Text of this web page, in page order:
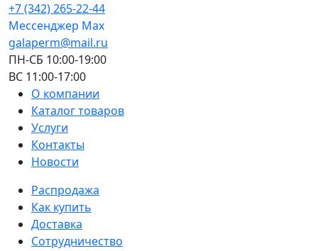
+7 (342) 265-22-44
Мессенджер Мах
galaperm@mail.ru
ПН-СБ 10:00-19:00
ВС 11:00-17:00
О компании
Каталог товаров
Услуги
Контакты
Новости
Распродажа
Как купить
Доставка
Сотрудничество